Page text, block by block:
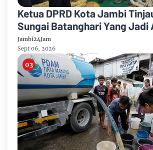
Ketua DPRD Kota Jambi
Sungai Batanghari Yang Jadi
Abrasi
Jambi24Jam
Sept 06, 2026